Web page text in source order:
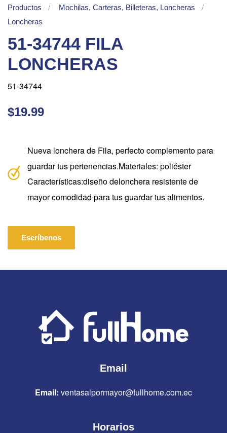
Productos
Mochilas, Carteras, Billeteras, Loncheras
Loncheras
51-34744 FILA
LONCHERAS
51-34744
$19.99
Nueva lonchera de Fila, perfecto complemento para
guardar tus pertenencias.Materiales: poliéster
Características:diseño delonchera resistente de
mayor comodidad para tus guardar tus alimentos.
Escríbenos
Email
Email: ventasalpormayor@fullhome.com.ec
Horarios